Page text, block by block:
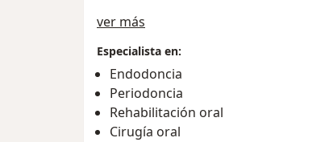
ver más
Especialista en:
Endodoncia
Periodoncia
Rehabilitación oral
Cirugía oral